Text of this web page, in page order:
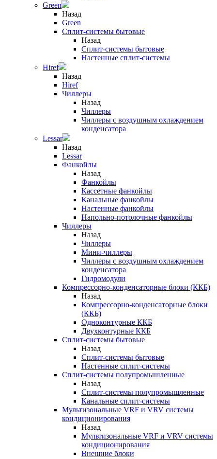
Green
Назад
Green
Сплит-системы бытовые
Назад
Сплит-системы бытовые
Настенные сплит-системы
Hiref
Назад
Hiref
Чиллеры
Назад
Чиллеры
Чиллеры с воздушным охлаждением
конденсатора
Lessar
Назад
Lessar
Фанкойлы
Назад
Фанкойлы
Кассетные фанкойлы
Канальные фанкойлы
Настенные фанкойлы
Напольно-потолочные фанкойлы
Чиллеры
Назад
Чиллеры
Мини-чиллеры
Чиллеры с воздушным охлаждением
конденсатора
Гидромодули
Компрессорно-конденсаторные блоки (ККБ)
Назад
Компрессорно-конденсаторные блоки
(ККБ)
Одноконтурные ККБ
Двухконтурные ККБ
Сплит-системы бытовые
Назад
Сплит-системы бытовые
Настенные сплит-системы
Сплит-системы полупромышленные
Назад
Сплит-системы полупромышленные
Канальные сплит-системы
Мультизональные VRF и VRV системы
кондиционирования
Назад
Мультизональные VRF и VRV системы
кондиционирования
Внешние блоки